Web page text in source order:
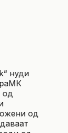
нуди
од
од